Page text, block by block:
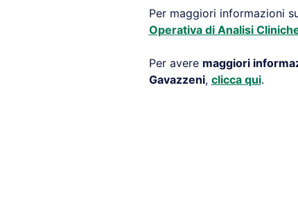
Per maggiori informazioni
Operativa di Analisi
Per avere maggiori
Gavazzeni, clicca qui.